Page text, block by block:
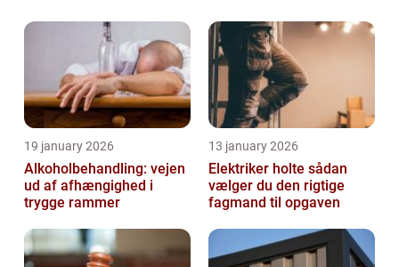
fisk. Da danskerne notorisk ikke spiser ti...
19 january 2026
Alkoholbehandling: vejen
ud af afhængighed i
trygge rammer
13 january 2026
Elektriker holte sådan
vælger du den rigtige
fagmand til opgaven